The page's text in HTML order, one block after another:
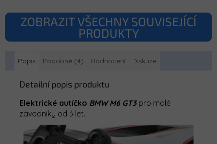
ZOBRAZIT VŠECHNY SOUVISEJÍCÍ
PRODUKTY
Popis Podobné (4) Hodnocení Diskuze
Detailní popis produktu
Elektrické autíčko BMW M6 GT3pro malé
závodníky od 3 let.